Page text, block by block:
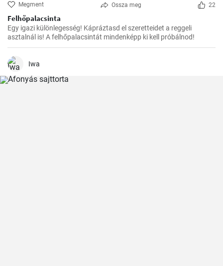
Megment Ossza meg 22
Felhőpalacsinta
Egy igazi különlegesség! Kápráztasd el szeretteidet a reggeli
asztalnál is! A felhőpalacsintát mindenképp ki kell próbálnod!
Iwa